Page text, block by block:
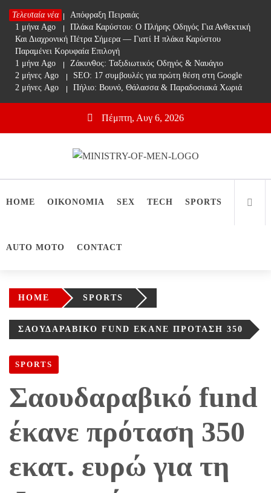
Skip
content
Τελευταία νέα
1 μήνα Ago
Απόφραξη Πειραιάς
1 μήνα Ago
Πλάκα Καρύστου: Ο Πλήρης Οδηγός Για Ανθεκτική
Και Διαχρονική Πέτρα Σήμερα — Γιατί Η πλάκα Καρύστου
Παραμένει Κορυφαία Επιλογή
1 μήνα Ago
Ζάκυνθος: Ταξιδιωτικός Οδηγός & Ναυάγιο
2 μήνες Ago
SEO: 17 συμβουλές για πρώτη θέση στη Google
2 μήνες Ago
Πήλιο: Βουνό, Θάλασσα & Παραδοσιακά Χωριά
Πέμπτη, Αυγ 6, 2026
Ministry Of Men
HOME ΟΙΚΟΝΟΜΙΑ SEX TECH SPORTS
AUTO MOTO CONTACT
HOME SPORTS
ΣΑΟΥΔΑΡΑΒΙΚΌ FUND ΈΚΑΝΕ ΠΡΌΤΑΣΗ 350
SPORTS
Σαουδαραβικό fund
έκανε πρόταση 350
εκατ. ευρώ για τη